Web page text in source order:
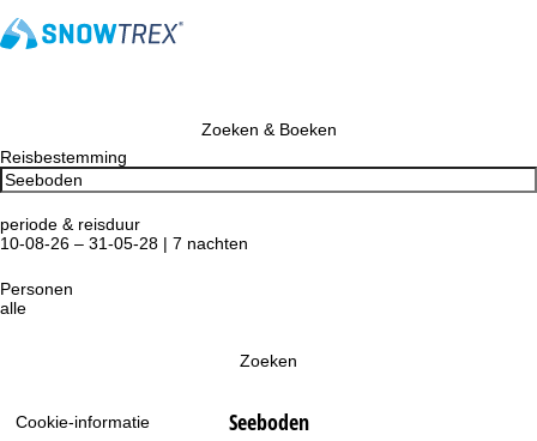
Cookie-informatie
Zoeken & Boeken
Reisbestemming
periode & reisduur
10-08-26 – 31-05-28 | 7 nachten
Personen
alle
Zoeken
Seeboden